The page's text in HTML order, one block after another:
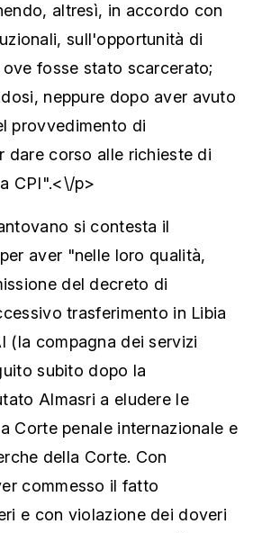
altresì, in accordo con
sull'opportunità di
fosse stato scarcerato;
neppure dopo aver avuto
provvedimento di
dare corso alle richieste di
CPI".<\/p>
si contesta il
aver "nelle loro qualità,
del decreto di
trasferimento in Libia
(la compagna dei servizi
subito dopo la
Almasri a eludere le
Corte penale internazionale e
della Corte. Con
commesso il fatto
e con violazione dei doveri